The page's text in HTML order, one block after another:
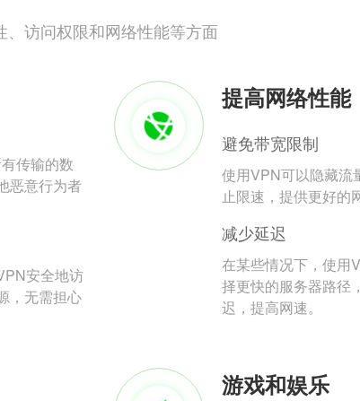
访问权限和网络性能等方面
传输的数
恶意行为者
安全地访
，无需担心
提高网络性能
避免带宽限制
使用VPN可以隐藏流
止限速，提供更好的
减少延迟
在某些情况下，使用
择更快的服务器路径
迟，提高网速。
游戏和娱乐